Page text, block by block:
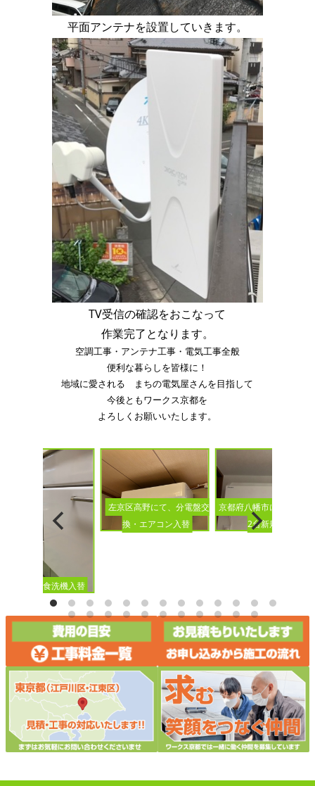
平面アンテナを設置していきます。
TV受信の確認をおこなって
作業完了となります。
空調工事・アンテナ工事・電気工事全般
便利な暮らしを皆様に！
地域に愛される まちの電気屋さんを目指して
今後ともワークス京都を
よろしくお願いいたします。
左京区高野にて、分電盤交
換・エアコン入替
京都府八幡市にて、エア
2台新規設置
ビルトイン食洗機入替